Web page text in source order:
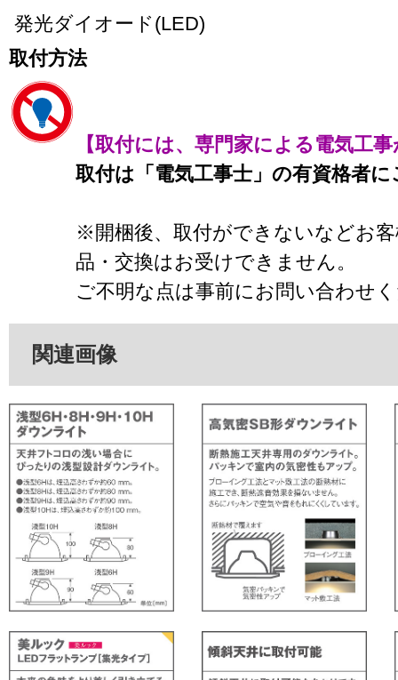
発光ダイオード(LED)
取付方法
【取付には、専門家による電気工
取付は「電気工事士」の有資格者
※開梱後、取付ができないなどお
品・交換はお受けできません。
ご不明な点は事前にお問い合わせ
関連画像